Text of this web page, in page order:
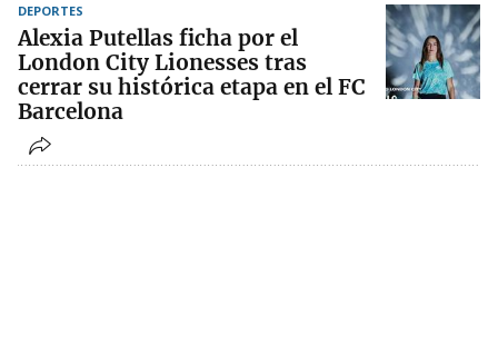
DEPORTES
Alexia Putellas ficha por el
London City Lionesses tras
cerrar su histórica etapa en el FC
Barcelona